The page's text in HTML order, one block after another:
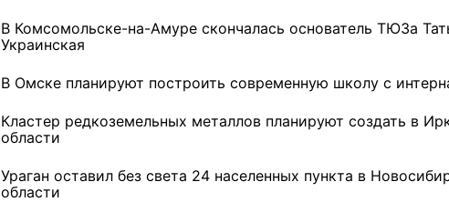
В Комсомольске-на-Амуре скончалась основатель ТЮЗа
Украинская
В Омске планируют построить современную школу с
Кластер редкоземельных металлов планируют создать в
области
Ураган оставил без света 24 населенных пункта в
области